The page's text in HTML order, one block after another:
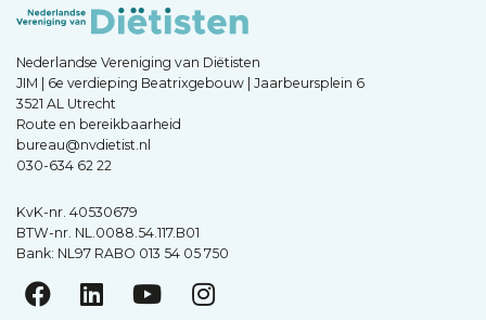
Nederlandse Vereniging van Diëtisten
JIM | 6e verdieping Beatrixgebouw | Jaarbeursplein 6
3521 AL Utrecht
Route en bereikbaarheid
bureau@nvdietist.nl
030-634 62 22
KvK-nr. 40530679
BTW-nr. NL.0088.54.117.B01
Bank: NL97 RABO 013 54 05 750